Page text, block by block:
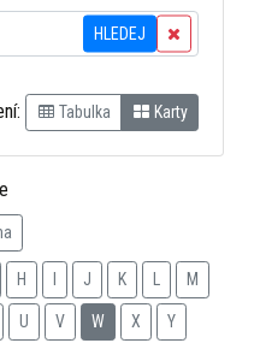
HLEDEJ
Tabulka Karty
H J K M
U V W X Y